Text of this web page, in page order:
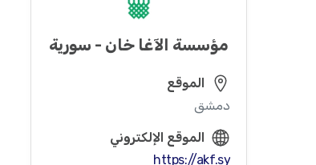
مؤسسة الآغا خان - سورية
الموقع
دمشق
الموقع الإلكتروني
https://akf.sy